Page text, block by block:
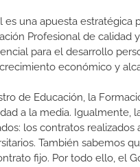
es una apuesta estratégica
Profesional de calidad
para el desarrollo
económico y
de Educación, la
a la media. Igualmente,
los contratos
También sabemos
fijo. Por todo ello, el